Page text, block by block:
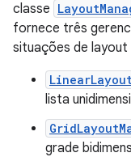
classe
fornece três
situações de layout
lista
grade